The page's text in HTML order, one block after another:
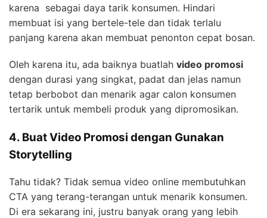
karena sebagai daya tarik konsumen. Hindari
membuat isi yang bertele-tele dan tidak terlalu
panjang karena akan membuat penonton cepat bosan.
Oleh karena itu, ada baiknya buatlah video promosi
dengan durasi yang singkat, padat dan jelas namun
tetap berbobot dan menarik agar calon konsumen
tertarik untuk membeli produk yang dipromosikan.
4. Buat Video Promosi dengan Gunakan
Storytelling
Tahu tidak? Tidak semua video online membutuhkan
CTA yang terang-terangan untuk menarik konsumen.
Di era sekarang ini, justru banyak orang yang lebih